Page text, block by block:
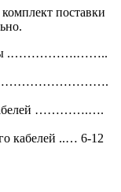
поставки
.…………….……..
………………………….
кабелей ………….….
кабелей ..… 6-12